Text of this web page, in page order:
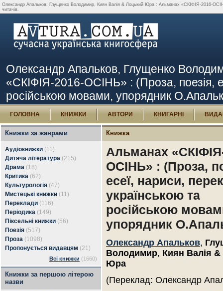
Олександр Апальков, Глущенко Володимир, Киян Валія & Лоцький Юра : Альманах «СКІФІЯ-2016-
читачів.
Олександр Апальков, Глущенко
«СКІФІЯ-2016-ОСІНЬ» : (Проза, поезія,
російською мовами, упорядник
ГОЛОВНА КНИЖКИ АВТОРИ КНИГАРНІ
Книжки за жанрами
Аудіокнижки (11)
Дитяча література (215)
Драма (18)
Критика (62)
Культурологія (47)
Мистецькі книжки (11)
Переклади (116)
Періодика (149)
Піксельні книжки (56)
Поезія (517)
Проза (1098)
Пропонується видавцям (21)
Всі книжки (1660)
Книжки за першою літерою
назви
Книжка
Альманах
ОСІНЬ» : (Проза,
есеї, нариси,
українською та
російською
упорядник
Олександр Апальков,
Володимир, Киян Валія
Юра
(Переклад: Олександр